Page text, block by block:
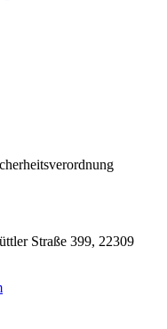
Straße 399, 22309